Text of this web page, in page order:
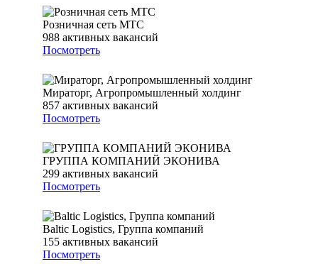
Розничная сеть МТС
988 активных вакансий
Посмотреть
Мираторг, Агропромышленный холдинг
857 активных вакансий
Посмотреть
ГРУППА КОМПАНИЙ ЭКОНИВА
299 активных вакансий
Посмотреть
Baltic Logistics, Группа компаний
155 активных вакансий
Посмотреть